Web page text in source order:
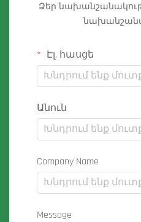
Ձեր
Էլ. հասցե
Անուն
Company Name
Message